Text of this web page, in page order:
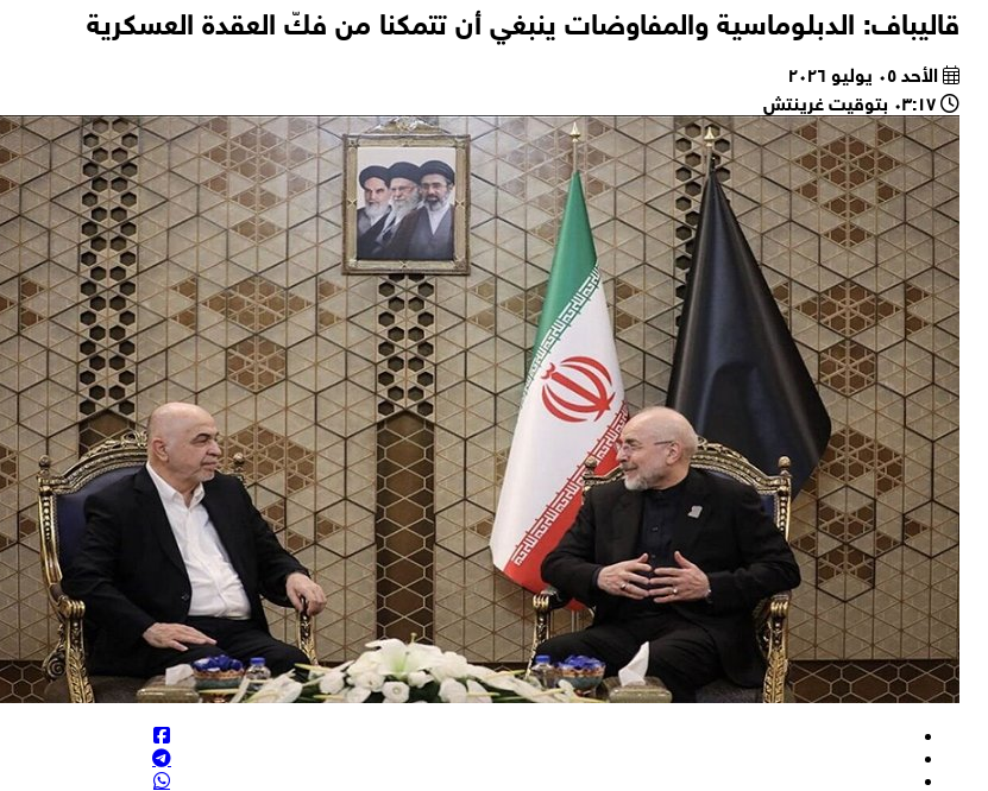
صحيفة "غلوبس" الاقتصادية الإسرائيلية: دبي لم تعد آمنة، وأثرياء العالم يبحثون عن وجهات جديدة للاستقرار فيها
مصادر فلسطينية: قصف مدفعي إسرائيلي يستهدف محيط مستشفى كمال عدوان شمالي قطاع غزة
ترامب: لا أحد يرغب في المخاطرة بسفنه التي تبلغ قيمتها مليارات الدولارات والتعرض لاصطدام عرضي بلغم في مضيق هرمز
هيئة بث الاحتلال عن مصدر أمني: واشنطن أبلغت "إسرائيل" أن حزب الله لم يخرق وقف إطلاق النار أمس في مجدل زون
رئيس مجلس الشورى الإيراني: استخدام الترهيب والأخبار الكاذبة استراتيجية فاشلة وعلى الطرف الآخر الاعتراف بالحقائق والوفاء
صحيفة "غلوبس" العبرية: محكمة إيطالية تلغي صفقة لتزويد مطار ليوناردو دا فينشي - فيوميتشينو بالعاصمة روما بنظام رادار
اليمن: المجلس السياسي الأعلى: معادلة "الحصار بالحصار والتصعيد بالتصعيد" أصبحت معادلة ثابتة وراسخة
قاليباف: الدبلوماسية والمفاوضات ينبغي أن تتمكنا من فكّ العقدة العسكرية
الأحد ٠٥ يوليو ٢٠٢٦